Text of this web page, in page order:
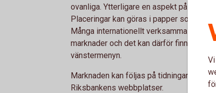
ovanliga. Ytterligare en aspekt på
Placeringar kan göras i papper som är
Många internationellt verksamma
marknader och det kan därför finnas
vänstermenyn.
Marknaden kan följas på tidningarnas
Riksbankens webbplatser.